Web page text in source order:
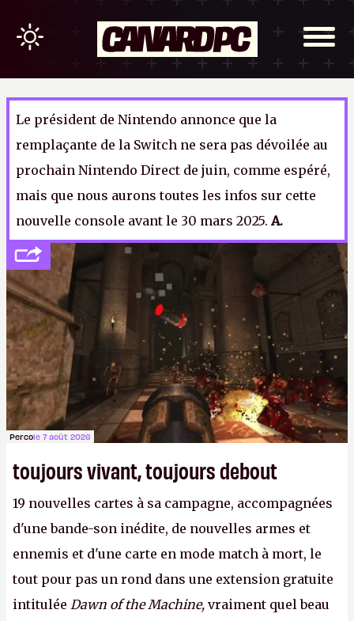
Le président de Nintendo annonce que la
remplaçante de la Switch ne sera pas dévoilée au
prochain Nintendo Direct de juin, comme espéré,
mais que nous aurons toutes les infos sur cette
nouvelle console avant le 30 mars 2025.A.
Percole 7 août 2026
toujours vivant, toujours debout
19 nouvelles cartes à sa campagne, accompagnées
d'une bande-son inédite, de nouvelles armes et
ennemis et d'une carte en mode match à mort, le
tout pour pas un rond dans une extension gratuite
intitulée Dawn of the Machine, vraiment quel beau